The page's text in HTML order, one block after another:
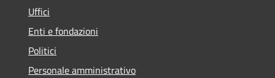
Uffici
Enti e fondazioni
Politici
Personale amministrativo